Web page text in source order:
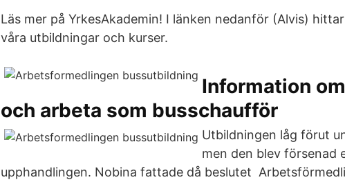
Läs mer på YrkesAkademin! I länken nedanför (Alvis)
våra utbildningar och kurser.
Information
och arbeta som busschaufför
Utbildningen låg förut
men den blev försenad
upphandlingen. Nobina fattade då beslutet